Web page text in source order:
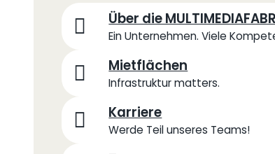
Über die
Ein Unternehmen. Viele
Mietflächen
Infrastruktur matters.
Karriere
Werde Teil unseres Teams!